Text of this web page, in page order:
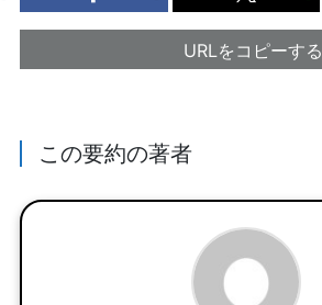
URLをコピーする
この要約の著者